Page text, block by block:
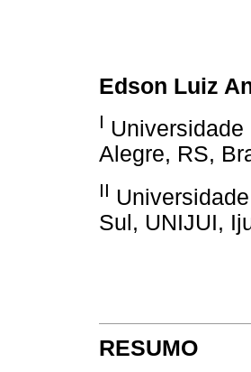
Edson Luiz
I
Alegre, RS,
II
Sul, UNIJUI,
RESUMO